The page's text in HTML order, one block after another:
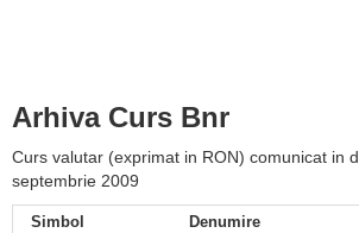
Arhiva Curs Bnr
Curs valutar (exprimat in RON) comunicat in
septembrie 2009
Simbol Denumire